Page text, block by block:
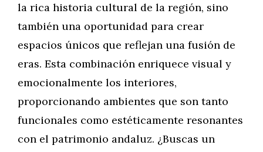
la rica historia cultural de la región, sino
también una oportunidad para crear
espacios únicos que reflejan una fusión de
eras. Esta combinación enriquece visual y
emocionalmente los interiores,
proporcionando ambientes que son tanto
funcionales como estéticamente resonantes
con el patrimonio andaluz. ¿Buscas un